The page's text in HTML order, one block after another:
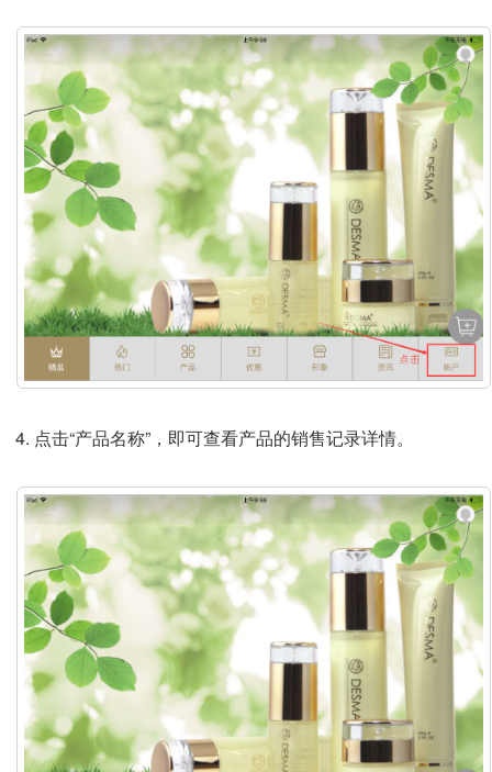
点击“产品名称”，即可查看产品的销售记录详情。